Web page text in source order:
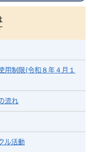
用制限(令和８年４月１
流れ
ル活動